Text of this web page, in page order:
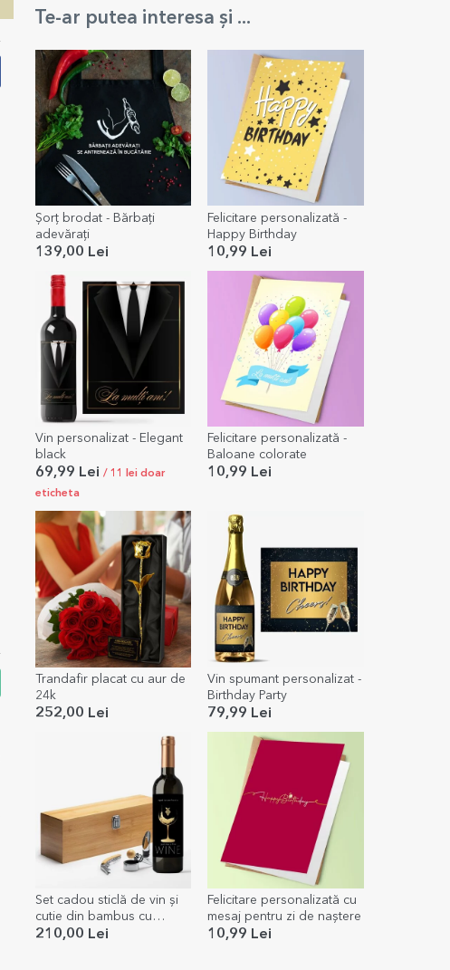
Te-ar putea interesa și ...
Șorț brodat - Bărbați
adevărați
139,00 Lei
Felicitare personalizată -
Happy Birthday
10,99 Lei
Vin personalizat - Elegant
black
69,99 Lei / 11 lei doar
eticheta
Felicitare personalizată -
Baloane colorate
10,99 Lei
Trandafir placat cu aur de
24k
252,00 Lei
Vin spumant personalizat -
Birthday Party
79,99 Lei
Set cadou sticlă de vin și
cutie din bambus cu
accesorii
210,00 Lei
Felicitare personalizată cu
mesaj pentru zi de naștere
10,99 Lei